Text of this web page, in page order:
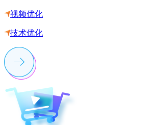
视频优化
技术优化